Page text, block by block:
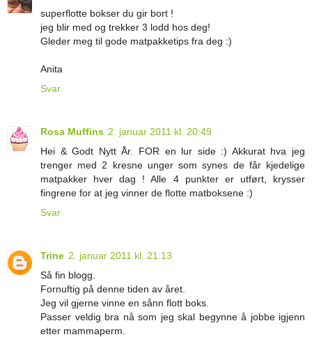
superflotte bokser du gir bort !
jeg blir med og trekker 3 lodd hos deg!
Gleder meg til gode matpakketips fra deg :)
Anita
Svar
Rosa Muffins 2. januar 2011 kl. 20:49
Hei & Godt Nytt År. FOR en lur side :) Akkurat hva jeg
trenger med 2 kresne unger som synes de får kjedelige
matpakker hver dag ! Alle 4 punkter er utført, krysser
fingrene for at jeg vinner de flotte matboksene :)
Svar
Trine 2. januar 2011 kl. 21:13
Så fin blogg.
Fornuftig på denne tiden av året.
Jeg vil gjerne vinne en sånn flott boks.
Passer veldig bra nå som jeg skal begynne å jobbe igjenn
etter mammaperm.